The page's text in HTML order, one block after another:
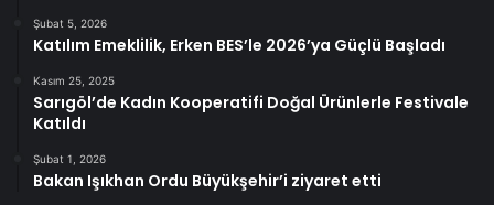
Şubat 5, 2026
Katılım Emeklilik, Erken BES’le 2026’ya Güçlü Başladı
Kasım 25, 2025
Sarıgöl’de Kadın Kooperatifi Doğal Ürünlerle Festivale
Katıldı
Şubat 1, 2026
Bakan Işıkhan Ordu Büyükşehir’i ziyaret etti